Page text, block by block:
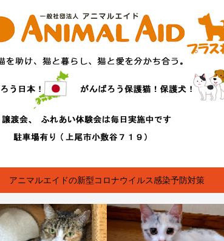
アニマルエイドの新型コロナウイルス感染予防対策